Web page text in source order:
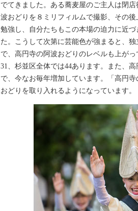
でてきました。ある蕎麦屋のご主人は閉
波おどりを８ミリフィルムで撮影、その
勉強し、自分たちもこの本場の迫力に近
た。こうして次第に芸能色が強まると、
で、高円寺の阿波おどりのレベルも上が
31、杉並区全体では44あります。また、
で、今なお毎年増加しています。「高円
おどりを取り入れるようになっています。